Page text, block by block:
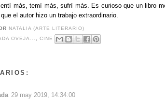
más, temí más, sufrí más. Es curioso que un libro
el autor hizo un trabajo extraordinario.
NATALIA (ARTE LITERARIO)
OVEJA... CINE
29 may 2019, 14:34:00